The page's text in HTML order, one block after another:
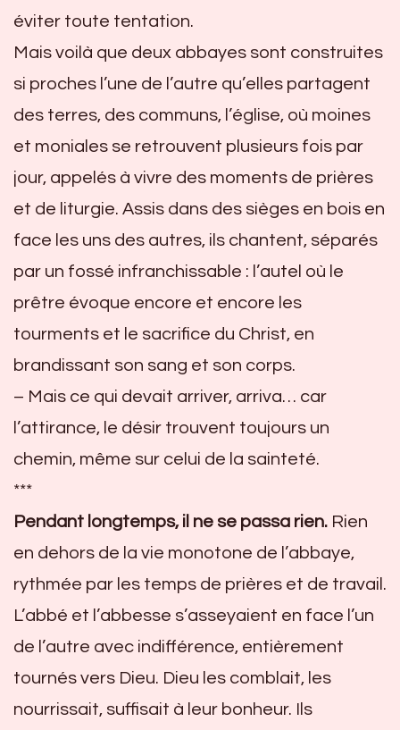
éviter toute tentation.
Mais voilà que deux abbayes sont construites
si proches l’une de l’autre qu’elles partagent
des terres, des communs, l’église, où moines
et moniales se retrouvent plusieurs fois par
jour, appelés à vivre des moments de prières
et de liturgie. Assis dans des sièges en bois en
face les uns des autres, ils chantent, séparés
par un fossé infranchissable : l’autel où le
prêtre évoque encore et encore les
tourments et le sacrifice du Christ, en
brandissant son sang et son corps.
– Mais ce qui devait arriver, arriva… car
l’attirance, le désir trouvent toujours un
chemin, même sur celui de la sainteté.
***
Pendant longtemps, il ne se passa rien. Rien
en dehors de la vie monotone de l’abbaye,
rythmée par les temps de prières et de travail.
L’abbé et l’abbesse s’asseyaient en face l’un
de l’autre avec indifférence, entièrement
tournés vers Dieu. Dieu les comblait, les
nourrissait, suffisait à leur bonheur. Ils